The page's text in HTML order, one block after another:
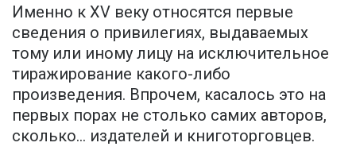
Именно к XV веку относятся первые
сведения о привилегиях, выдаваемых
тому или иному лицу на исключительное
тиражирование какого-либо
произведения. Впрочем, касалось это на
первых порах не столько самих авторов,
сколько... издателей и книготорговцев.